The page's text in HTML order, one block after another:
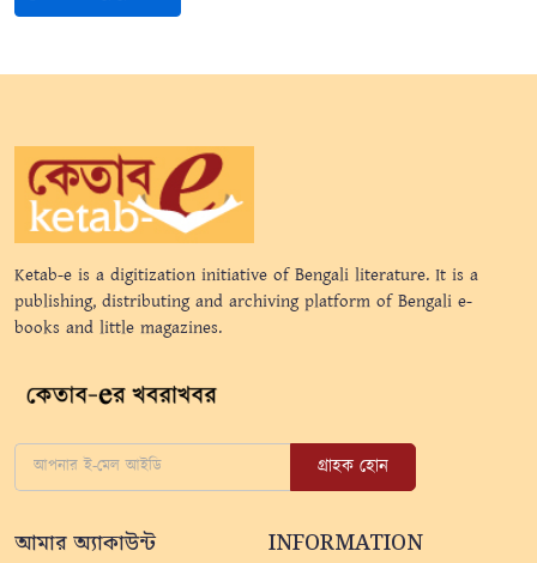
Ketab-e is a digitization initiative of Bengali literature. It is a
publishing, distributing and archiving platform of Bengali e-
books and little magazines.
গ্রাহক হোন
আমার অ্যাকাউন্ট INFORMATION